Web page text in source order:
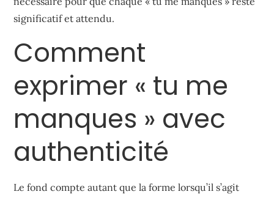
significatif et attendu.
Comment
exprimer « tu me
manques » avec
authenticité
Le fond compte autant que la forme lorsqu’il s’agit